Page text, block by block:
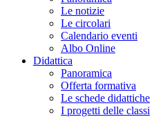
Le notizie
Le circolari
Calendario eventi
Albo Online
Didattica
Panoramica
Offerta formativa
Le schede didattiche
I progetti delle classi